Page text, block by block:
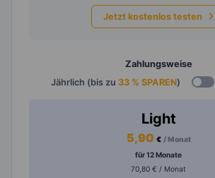
Jetzt kostenlos testen
Zahlungsweise
Jährlich (bis zu 33 % SPAREN)
Light
5,90 € / Monat
für 12 Monate
70,80 € / Monat